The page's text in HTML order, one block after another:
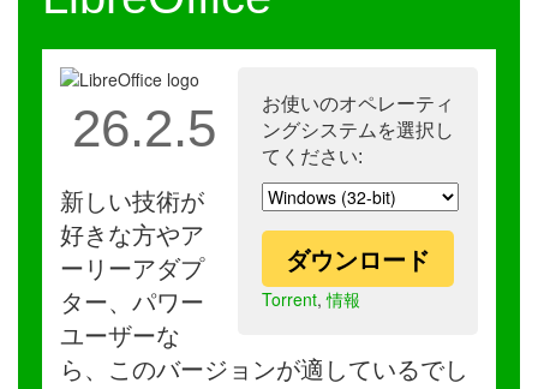
お使いのオペレーティ
ングシステムを選択し
てください:
ダウンロード
Torrent,情報
26.2.5
新しい技術が
好きな方やア
ーリーアダプ
ター、パワー
ユーザーな
ら、このバージョンが適しているでし